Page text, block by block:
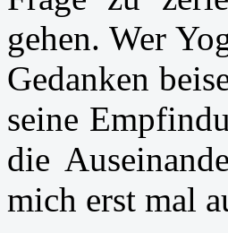
gehen. Wer
Gedanken
seine
die
mich erst mal